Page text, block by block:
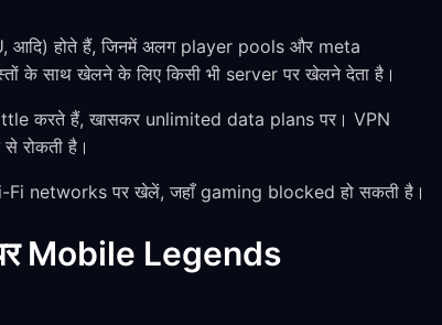
होते हैं, जिनमें अलग player pools और meta
के साथ खेलने के लिए किसी भी server पर खेलने देता है।
करते हैं, खासकर unlimited data plans पर। VPN
रोकती है।
networks पर खेलें, जहाँ gaming blocked हो सकती है।
Mobile Legends